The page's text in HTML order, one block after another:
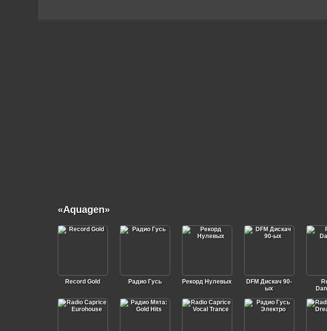
«Aquagen»
Record Gold Радио Гусь Рекорд Нулевых
DFM Дискач 90-
ых